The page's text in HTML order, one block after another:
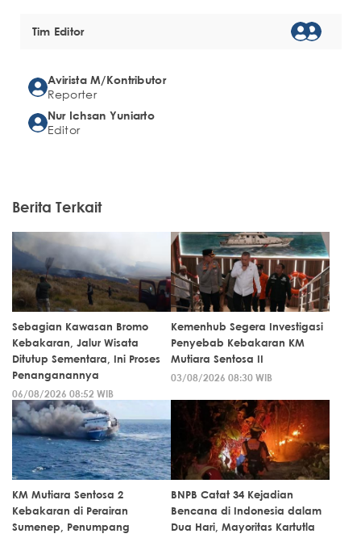
Tim Editor
Avirista M/Kontributor
Reporter
Nur Ichsan Yuniarto
Editor
Berita Terkait
Sebagian Kawasan Bromo
Kebakaran, Jalur Wisata
Ditutup Sementara, Ini Proses
Penanganannya
06/08/2026 08:52 WIB
Kemenhub Segera Investigasi
Penyebab Kebakaran KM
Mutiara Sentosa II
03/08/2026 08:30 WIB
KM Mutiara Sentosa 2
Kebakaran di Perairan
Sumenep, Penumpang
BNPB Catat 34 Kejadian
Bencana di Indonesia dalam
Dua Hari, Mayoritas Kartutla